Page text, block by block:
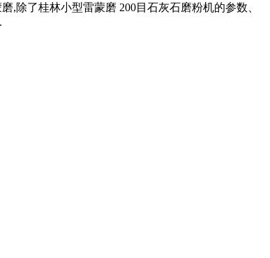
,除了桂林小型雷蒙磨 200目石灰石磨粉机的参数、